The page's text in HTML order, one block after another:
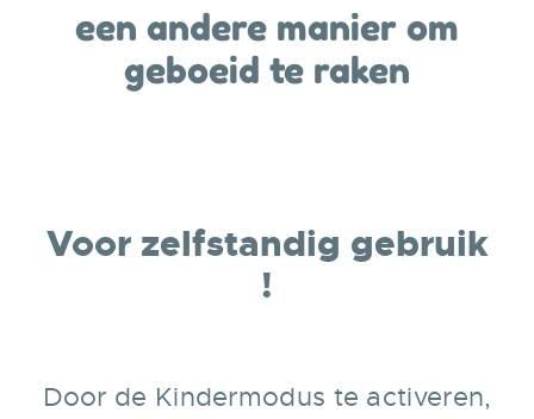
een andere manier om
geboeid te raken
Voor zelfstandig gebruik
!
Door de Kindermodus te activeren,